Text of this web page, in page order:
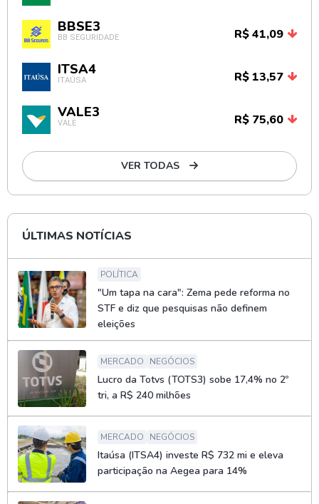
BBSE3
BB SEGURIDADE R$ 41,09
ITSA4
ITAÚSA R$ 13,57
VALE3
VALE R$ 75,60
VER TODAS
ÚLTIMAS NOTÍCIAS
POLÍTICA
"Um tapa na cara": Zema pede reforma no
STF e diz que pesquisas não definem
eleições
MERCADO NEGÓCIOS
Lucro da Totvs (TOTS3) sobe 17,4% no 2º
tri, a R$ 240 milhões
MERCADO NEGÓCIOS
Itaúsa (ITSA4) investe R$ 732 mi e eleva
participação na Aegea para 14%